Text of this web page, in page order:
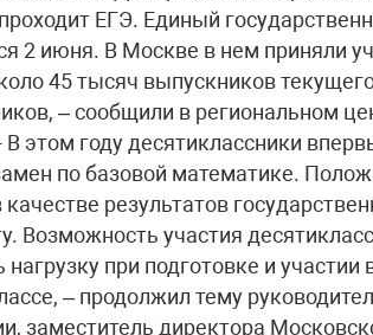
ЕГЭ. Единый
2 июня. В Москве в нем приняли
45 тысяч выпускников
– сообщили в региональном
этом году десятиклассники
по базовой математике.
результатов
Возможность участия
при подготовке и участии
– продолжил тему
заместитель директора